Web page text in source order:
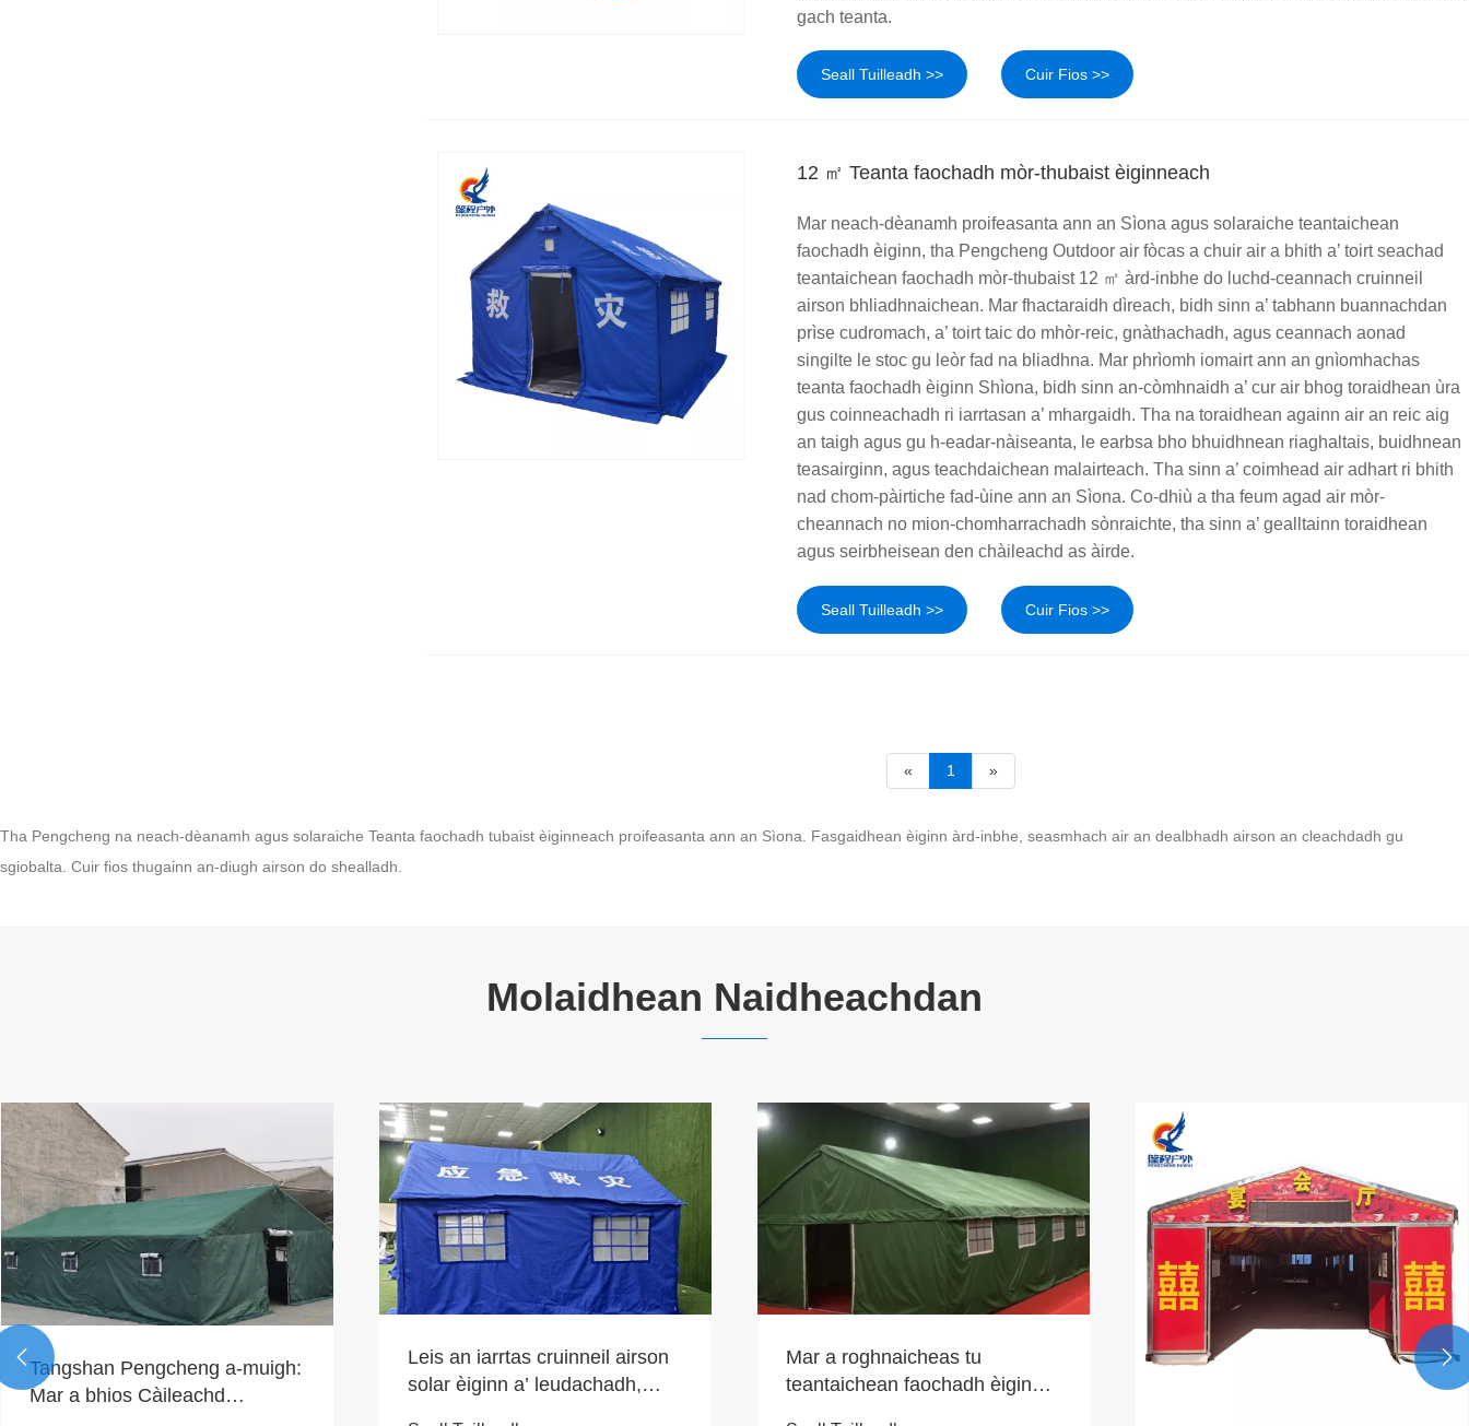
gach teanta.
Seall Tuilleadh >> Cuir Fios >>
12 ㎡ Teanta faochadh mòr-thubaist èiginneach
Mar neach-dèanamh proifeasanta ann an Sìona agus solaraiche teantaichean
faochadh èiginn, tha Pengcheng Outdoor air fòcas a chuir air a bhith a’ toirt seachad
teantaichean faochadh mòr-thubaist 12 ㎡ àrd-inbhe do luchd-ceannach cruinneil
airson bhliadhnaichean. Mar fhactaraidh dìreach, bidh sinn a’ tabhann buannachdan
prìse cudromach, a’ toirt taic do mhòr-reic, gnàthachadh, agus ceannach aonad
singilte le stoc gu leòr fad na bliadhna. Mar phrìomh iomairt ann an gnìomhachas
teanta faochadh èiginn Shìona, bidh sinn an-còmhnaidh a’ cur air bhog toraidhean ùra
gus coinneachadh ri iarrtasan a’ mhargaidh. Tha na toraidhean againn air an reic aig
an taigh agus gu h-eadar-nàiseanta, le earbsa bho bhuidhnean riaghaltais, buidhnean
teasairginn, agus teachdaichean malairteach. Tha sinn a’ coimhead air adhart ri bhith
nad chom-pàirtiche fad-ùine ann an Sìona. Co-dhiù a tha feum agad air mòr-
cheannach no mion-chomharrachadh sònraichte, tha sinn a’ gealltainn toraidhean
agus seirbheisean den chàileachd as àirde.
Seall Tuilleadh >> Cuir Fios >>
« 1 »
Tha Pengcheng na neach-dèanamh agus solaraiche Teanta faochadh tubaist èiginneach proifeasanta ann an Sìona. Fasgaidhean èiginn àrd-inbhe, seasmhach air an dealbhadh airson an cleachdadh gu
sgiobalta. Cuir fios thugainn an-diugh airson do shealladh.
Molaidhean Naidheachdan
Tangshan Pengcheng a-muigh:
Mar a bhios Càileachd
Leis an iarrtas cruinneil airson
solar èiginn a’ leudachadh,
Mar a roghnaicheas tu
teantaichean faochadh èiginn
 